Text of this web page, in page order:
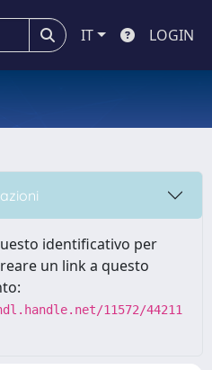
IT LOGIN
identificativo per
un link a questo
11572/44211